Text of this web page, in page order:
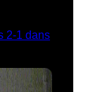
2-1 dans